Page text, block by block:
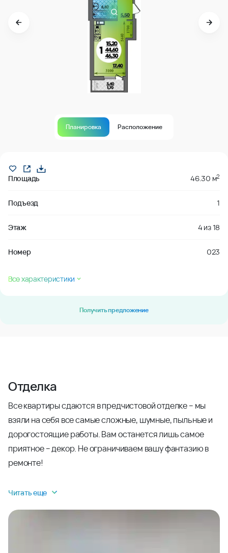
Планировка Расположение
Площадь 46.30 м2
Подъезд 1
Этаж 4 из18
Номер 023
Все характеристики
Получить предложение
Отделка
Все квартиры сдаются в предчистовой отделке – мы
взяли на себя все самые сложные, шумные, пыльные и
дорогостоящие работы. Вам останется лишь самое
приятное – декор. Не ограничиваем вашу фантазию в
ремонте!
Читать еще